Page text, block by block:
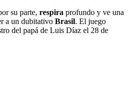
su parte, respira profundo y ve una
a un dubitativo Brasil. El juego
del papá de Luis Díaz el 28 de